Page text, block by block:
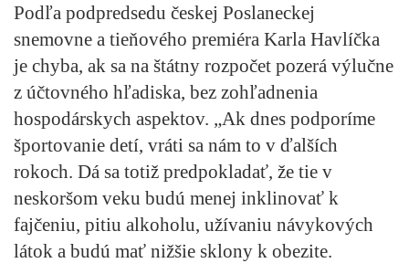
Podľa podpredsedu českej Poslaneckej
snemovne a tieňového premiéra Karla Havlíčka
je chyba, ak sa na štátny rozpočet pozerá výlučne
z účtovného hľadiska, bez zohľadnenia
hospodárskych aspektov. „Ak dnes podporíme
športovanie detí, vráti sa nám to v ďalších
rokoch. Dá sa totiž predpokladať, že tie v
neskoršom veku budú menej inklinovať k
fajčeniu, pitiu alkoholu, užívaniu návykových
látok a budú mať nižšie sklony k obezite.